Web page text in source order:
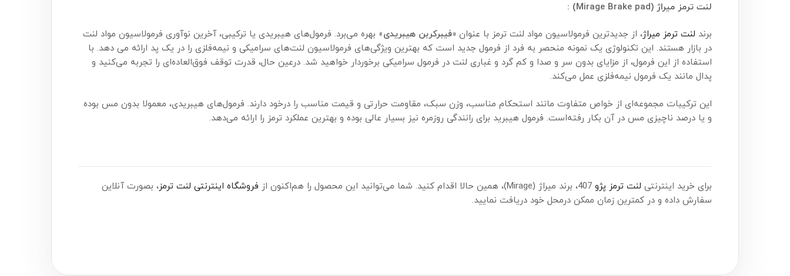
لنت ترمز میراژ (Mirage Brake pad) :
برند لنت ترمز میراژ، از جدیدترین فرمولاسیون مواد لنت ترمز با عنوان «فیبرکربن هیبریدی» بهره می‌برد. فرمول‌های هیبریدی یا ترکیبی، آخرین نوآوری فرمولاسیون مواد لنت
در بازار هستند. این تکنولوژی یک نمونه منحصر به فرد از فرمول جدید است که بهترین ویژگی‌های فرمولاسیون لنت‌های سرامیکی و نیمه‌فلزی را در یک پد ارائه می دهد. با
استفاده از این فرمول، از مزایای بدون سر و صدا و کم گرد و غباری لنت در فرمول سرامیکی برخوردار خواهید شد. درعین حال، قدرت توقف فوق‌العاده‌ای را تجربه می‌کنید و
پدال مانند یک فرمول نیمه‌فلزی عمل می‌کند.
این ترکیبات مجموعه‌ای از خواص متفاوت مانند استحکام مناسب، وزن سبک، مقاومت حرارتی و قیمت مناسب را درخود دارند. فرمول‌های هیبریدی، معمولا بدون مس بوده
و یا درصد ناچیزی مس در آن بکار رفته‌است. فرمول هیبرید برای رانندگی روزمره نیز بسیار عالی بوده و بهترین عملکرد ترمز را ارائه می‌دهد.
برای خرید اینترنتی لنت ترمز پژو فروشگاه اینترنتی لنت ترمز، بصورت آنلاین
سفارش داده و در کمترین زمان ممکن درمحل خود دریافت نمایید.